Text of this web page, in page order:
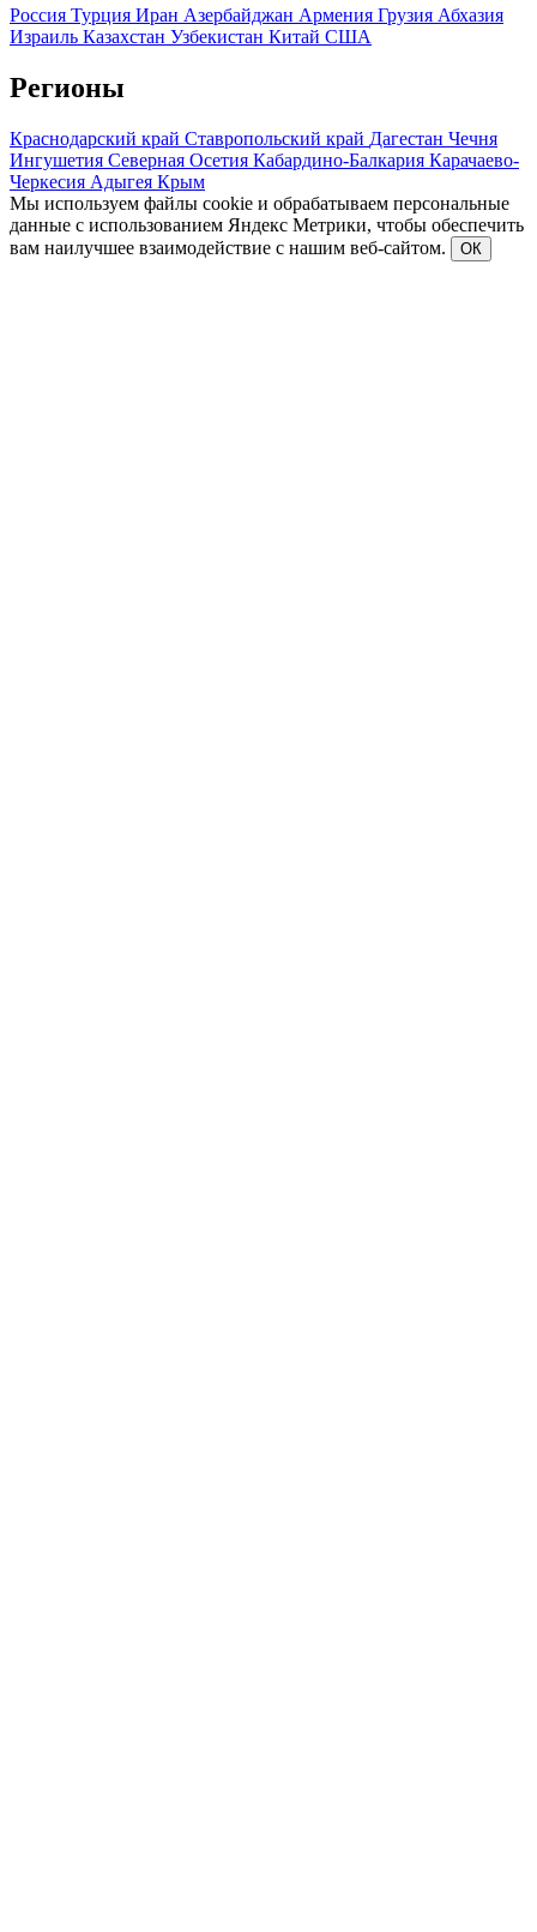
Россия Турция Иран Азербайджан Армения Грузия Абхазия
Израиль Казахстан Узбекистан Китай США
Регионы
Краснодарский край Ставропольский край Дагестан Чечня
Ингушетия Северная Осетия Кабардино-Балкария Карачаево-
Черкесия Адыгея Крым
Мы используем файлы cookie и обрабатываем персональные
данные с использованием Яндекс Метрики, чтобы обеспечить
вам наилучшее взаимодействие с нашим веб-сайтом.
ОК